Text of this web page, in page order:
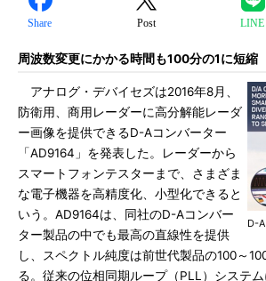
Share Post LINE
周波数変更にかかる時間も100分の1に短縮
D-
アナログ・デバイセズは2016年8月、
防衛用、商用レーダーに高分解能レーダ
ー画像を提供できるD-Aコンバーター
「AD9164」を発表した。レーダーから
スマートフォンテスターまで、さまざま
な電子機器を高精度化、小型化できると
いう。AD9164は、同社のD-Aコンバー
ター製品の中でも最高の直線性を提供
し、スペクトル純度は前世代製品の100～
る。従来の位相同期ループ（PLL）システ